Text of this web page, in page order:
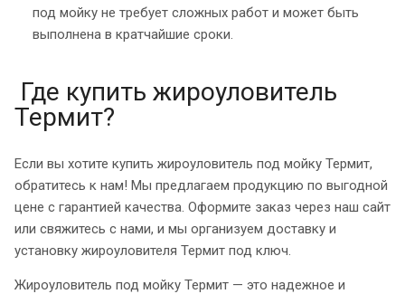
под мойку не требует сложных работ и может быть
выполнена в кратчайшие сроки.
Где купить жироуловитель
Термит?
Если вы хотите купить жироуловитель под мойку Термит,
обратитесь к нам! Мы предлагаем продукцию по выгодной
цене с гарантией качества. Оформите заказ через наш сайт
или свяжитесь с нами, и мы организуем доставку и
установку жироуловителя Термит под ключ.
Жироуловитель под мойку Термит — это надежное и